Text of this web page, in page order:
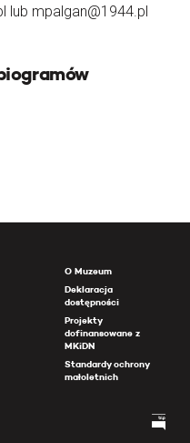
lub mpalgan@1944.pl
O Muzeum
Deklaracja
dostępności
Projekty
dofinansowane z
MKiDN
Standardy ochrony
małoletnich